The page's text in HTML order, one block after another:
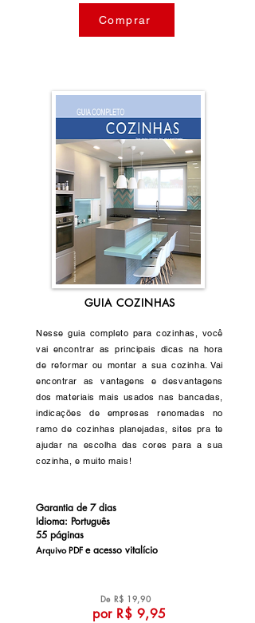
Comprar
GUIA COZINHAS
Nesse guia completo para cozinhas, você
vai encontrar as principais dicas na hora
de reformar ou montar a sua cozinha. Vai
encontrar as vantagens e desvantagens
dos materiais mais usados nas bancadas,
indicações de empresas renomadas no
ramo de cozinhas planejadas, sites pra te
ajudar na escolha das cores para a sua
cozinha, e muito mais!
Garantia de 7 dias
Idioma: Português
55 páginas
Arquivo PDF e acesso vitalício
De R$ 19,90
por R$ 9,95